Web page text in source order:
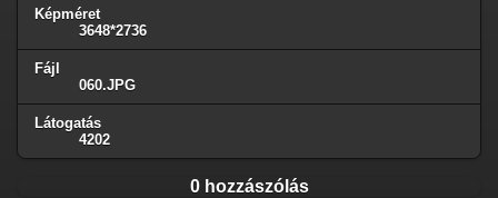
Képméret
3648*2736
Fájl
060.JPG
Látogatás
4202
0 hozzászólás